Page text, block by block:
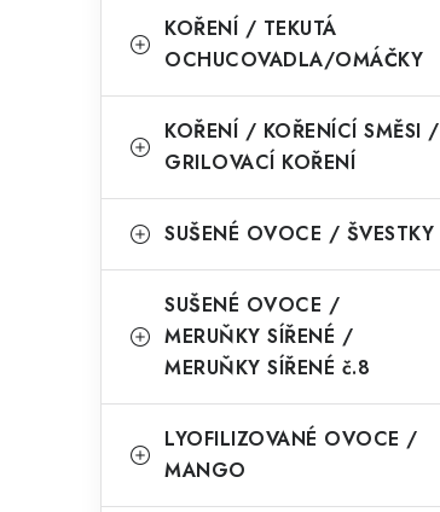
KOŘENÍ / TEKUTÁ
OCHUCOVADLA/OMÁČKY
KOŘENÍ / KOŘENÍCÍ SMĚSI /
GRILOVACÍ KOŘENÍ
SUŠENÉ OVOCE / ŠVESTKY
SUŠENÉ OVOCE /
MERUŇKY SÍŘENÉ /
MERUŇKY SÍŘENÉ č.8
LYOFILIZOVANÉ OVOCE /
MANGO